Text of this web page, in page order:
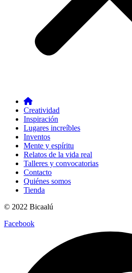
Creatividad
Inspiración
Lugares increíbles
Inventos
Mente y espíritu
Relatos de la vida real
Talleres y convocatorias
Contacto
Quiénes somos
Tienda
© 2022 Bicaalú
Facebook